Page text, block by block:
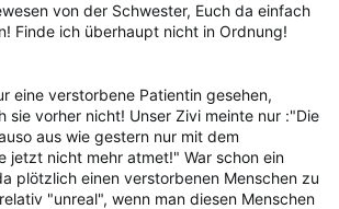
von der Schwester, Euch da einfach
Finde ich überhaupt nicht in Ordnung!
eine verstorbene Patientin gesehen,
sie vorher nicht! Unser Zivi meinte nur :"Die
aus wie gestern nur mit dem
jetzt nicht mehr atmet!" War schon ein
plötzlich einen verstorbenen Menschen zu
"unreal", wenn man diesen Menschen